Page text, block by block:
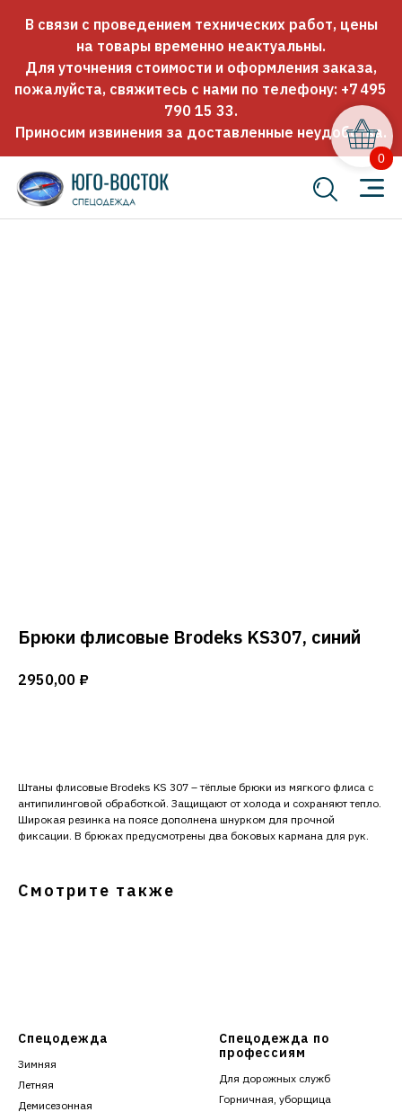
В связи с проведением технических работ, цены
на товары временно неактуальны.
Для уточнения стоимости и оформления заказа,
пожалуйста, свяжитесь с нами по телефону: +7 495
790 15 33.
Приносим извинения за доставленные неудобства.
Брюки флисовые Brodeks KS307, синий
2950,00 ₽
Штаны флисовые Brodeks KS 307 – тёплые брюки из мягкого флиса с
антипилинговой обработкой. Защищают от холода и сохраняют тепло.
Широкая резинка на поясе дополнена шнурком для прочной
фиксации. В брюках предусмотрены два боковых кармана для рук.
Смотрите также
0
Спецодежда
Зимняя
Летняя
Демисезонная
Спецодежда по
профессиям
Для дорожных служб
Горничная, уборщица